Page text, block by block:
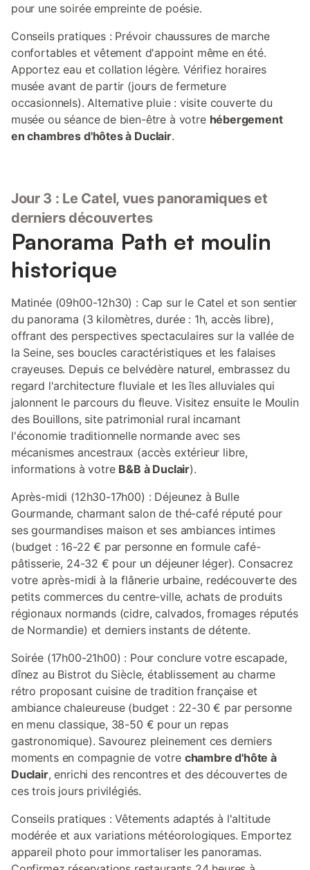
pour une soirée empreinte de poésie.
Conseils pratiques : Prévoir chaussures de marche
confortables et vêtement d'appoint même en été.
Apportez eau et collation légère. Vérifiez horaires
musée avant de partir (jours de fermeture
occasionnels). Alternative pluie : visite couverte du
musée ou séance de bien-être à votre hébergement
en chambres d'hôtes à Duclair.
Jour 3 : Le Catel, vues panoramiques et
derniers découvertes
Panorama Path et moulin
historique
Matinée (09h00-12h30) : Cap sur le Catel et son sentier
du panorama (3 kilomètres, durée : 1h, accès libre),
offrant des perspectives spectaculaires sur la vallée de
la Seine, ses boucles caractéristiques et les falaises
crayeuses. Depuis ce belvédère naturel, embrassez du
regard l'architecture fluviale et les îles alluviales qui
jalonnent le parcours du fleuve. Visitez ensuite le Moulin
des Bouillons, site patrimonial rural incarnant
l'économie traditionnelle normande avec ses
mécanismes ancestraux (accès extérieur libre,
informations à votre B&B à Duclair).
Après-midi (12h30-17h00) : Déjeunez à Bulle
Gourmande, charmant salon de thé-café réputé pour
ses gourmandises maison et ses ambiances intimes
(budget : 16-22 € par personne en formule café-
pâtisserie, 24-32 € pour un déjeuner léger). Consacrez
votre après-midi à la flânerie urbaine, redécouverte des
petits commerces du centre-ville, achats de produits
régionaux normands (cidre, calvados, fromages réputés
de Normandie) et derniers instants de détente.
Soirée (17h00-21h00) : Pour conclure votre escapade,
dînez au Bistrot du Siècle, établissement au charme
rétro proposant cuisine de tradition française et
ambiance chaleureuse (budget : 22-30 € par personne
en menu classique, 38-50 € pour un repas
gastronomique). Savourez pleinement ces derniers
moments en compagnie de votre chambre d'hôte à
Duclair, enrichi des rencontres et des découvertes de
ces trois jours privilégiés.
Conseils pratiques : Vêtements adaptés à l'altitude
modérée et aux variations météorologiques. Emportez
appareil photo pour immortaliser les panoramas.